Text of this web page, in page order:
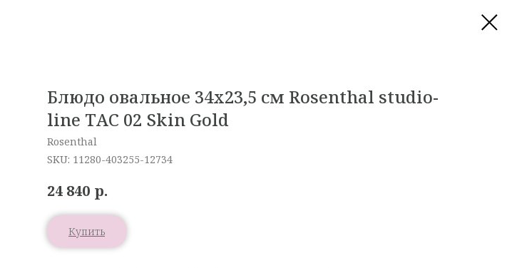
Блюдо овальное 34x23,5 см Rosenthal studio-
line TAC 02 Skin Gold
Rosenthal
SKU: 11280-403255-12734
24 840 р.
Купить